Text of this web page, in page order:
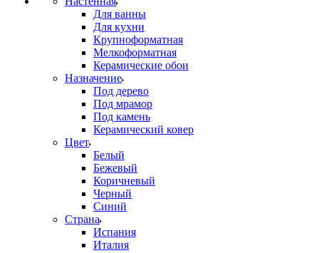
Для ванны
Для кухни
Крупноформатная
Мелкоформатная
Керамические обои
Назначение
Под дерево
Под мрамор
Под камень
Керамический ковер
Цвет
Белый
Бежевый
Коричневый
Черный
Синий
Страна
Испания
Италия